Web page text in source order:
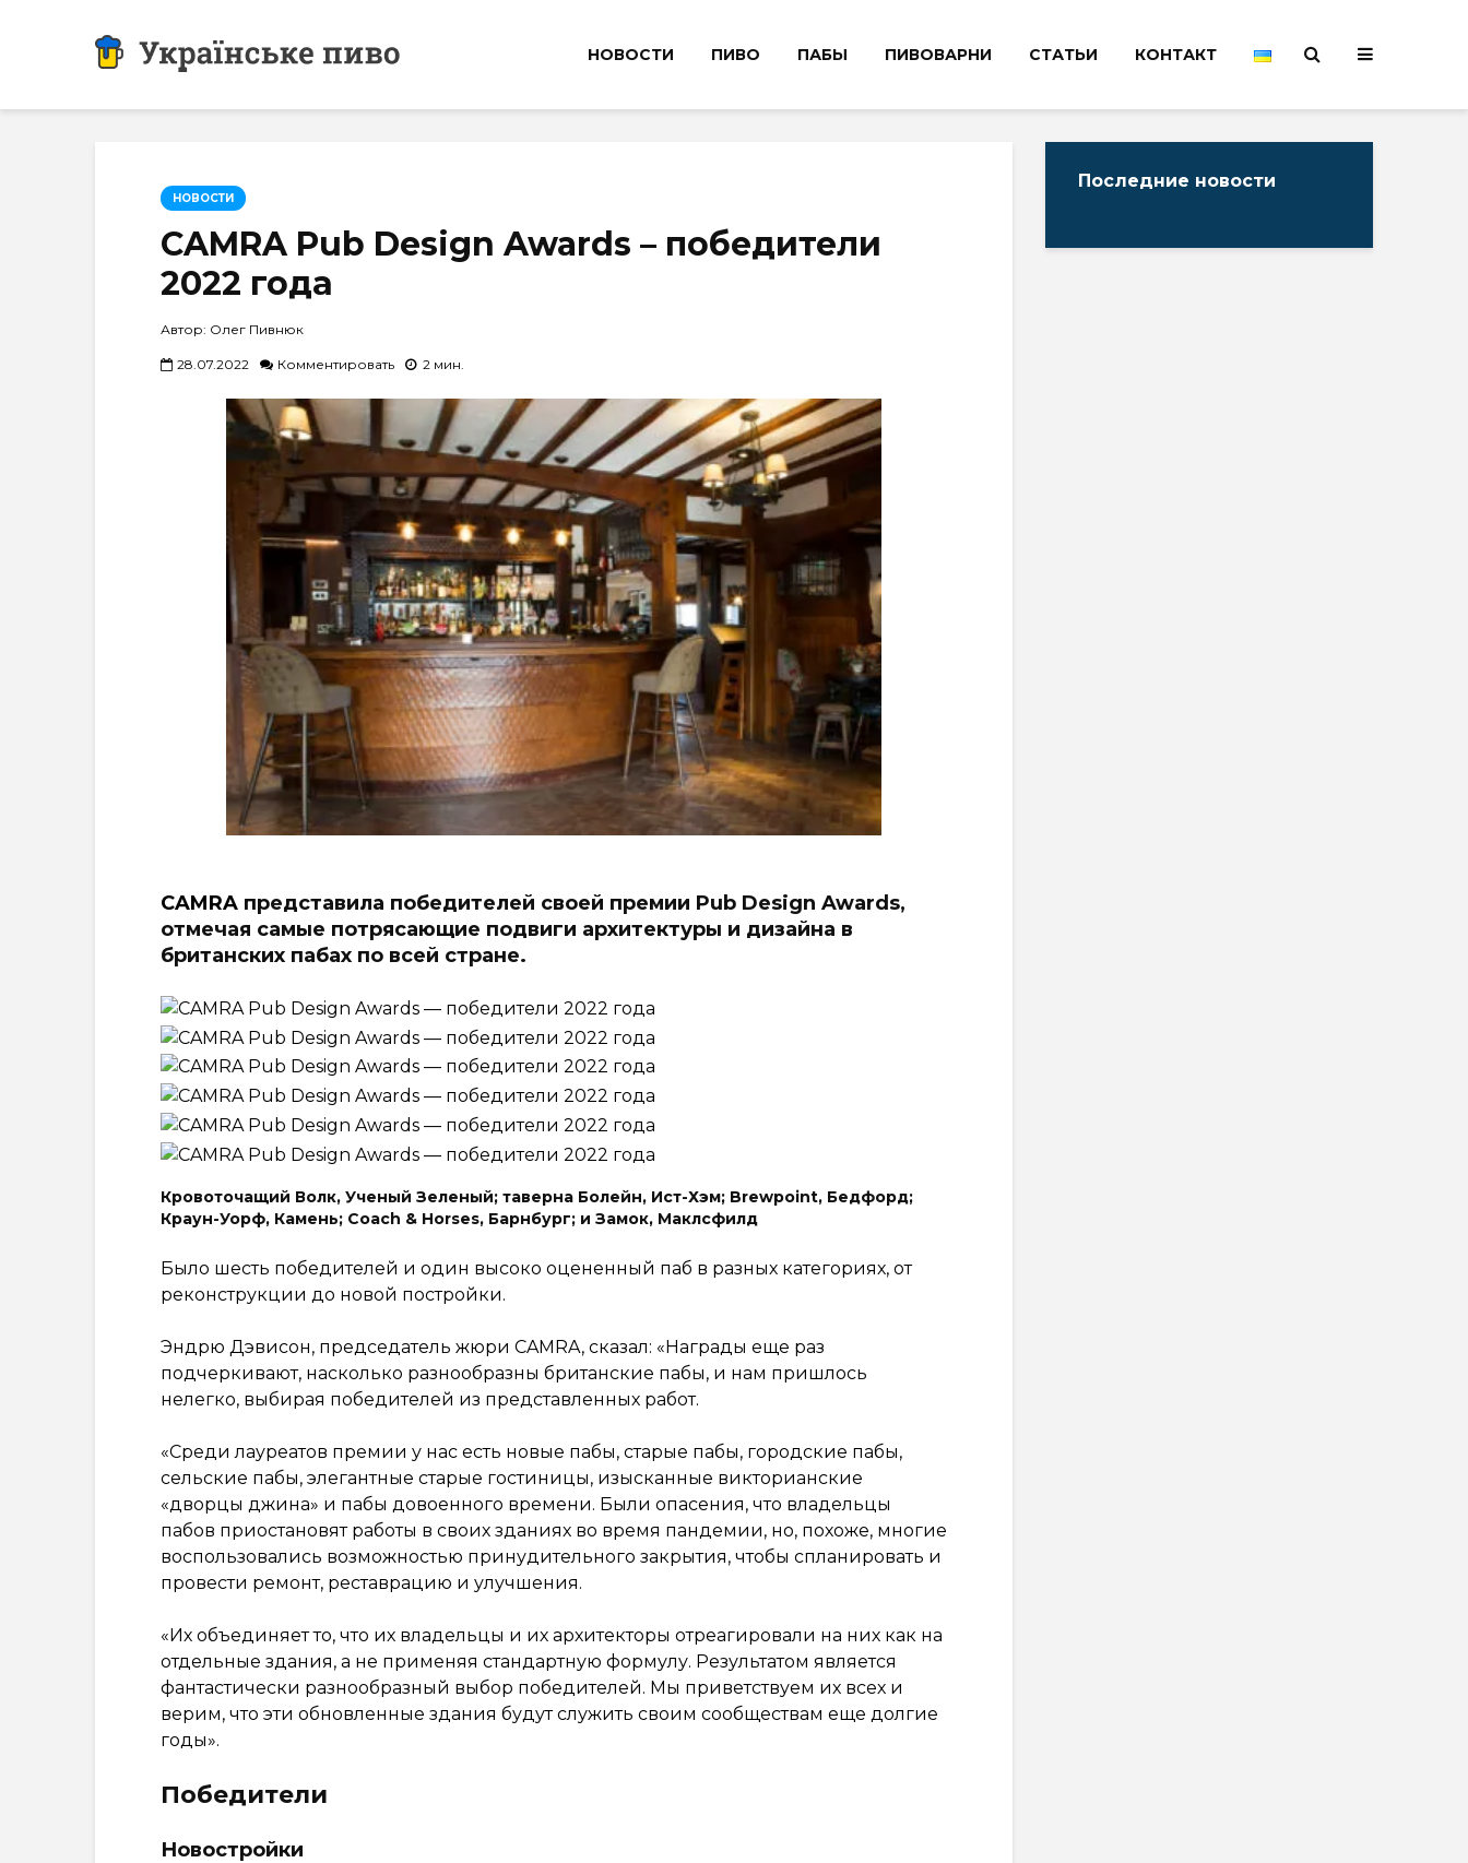
НОВОСТИ ПИВО ПАБЫ ПИВОВАРНИ СТАТЬИ КОНТАКТ
НОВОСТИ
CAMRA Pub Design Awards – победители
2022 года
Автор: Олег Пивнюк
28.07.2022 Комментировать 2 мин.
CAMRA представила победителей своей премии Pub Design Awards,
отмечая самые потрясающие подвиги архитектуры и дизайна в
британских пабах по всей стране.
Кровоточащий Волк, Ученый Зеленый; таверна Болейн, Ист-Хэм; Brewpoint, Бедфорд;
Краун-Уорф, Камень; Coach & Horses, Барнбург; и Замок, Маклсфилд
Было шесть победителей и один высоко оцененный паб в разных категориях, от
реконструкции до новой постройки.
Эндрю Дэвисон, председатель жюри CAMRA, сказал: «Награды еще раз
подчеркивают, насколько разнообразны британские пабы, и нам пришлось
нелегко, выбирая победителей из представленных работ.
«Среди лауреатов премии у нас есть новые пабы, старые пабы, городские пабы,
сельские пабы, элегантные старые гостиницы, изысканные викторианские
«дворцы джина» и пабы довоенного времени. Были опасения, что владельцы
пабов приостановят работы в своих зданиях во время пандемии, но, похоже, многие
воспользовались возможностью принудительного закрытия, чтобы спланировать и
провести ремонт, реставрацию и улучшения.
«Их объединяет то, что их владельцы и их архитекторы отреагировали на них как на
отдельные здания, а не применяя стандартную формулу. Результатом является
фантастически разнообразный выбор победителей. Мы приветствуем их всех и
верим, что эти обновленные здания будут служить своим сообществам еще долгие
годы».
Победители
Новостройки
Последние новости